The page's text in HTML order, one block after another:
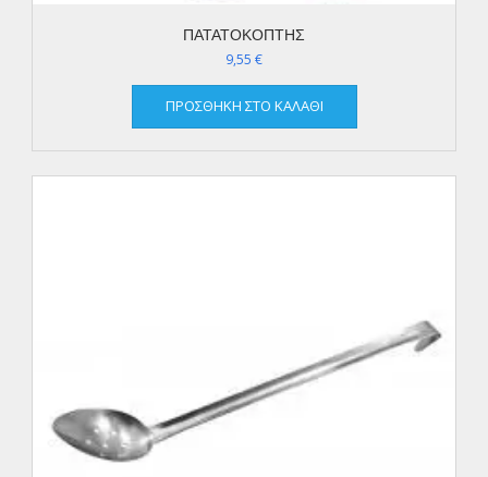
ΠΑΤΑΤΟΚΟΠΤΗΣ
9,55 €
ΠΡΟΣΘΉΚΗ ΣΤΟ ΚΑΛΆΘΙ